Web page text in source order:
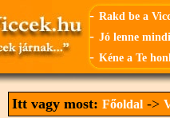
- Rakd be a
- Jó lenne
- Kéne a Te
Itt vagy most: Főoldal ->